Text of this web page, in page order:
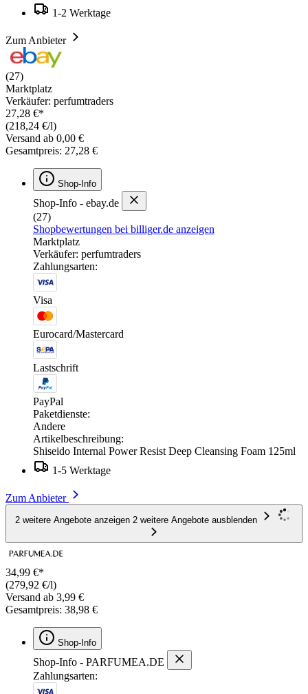
1-2 Werktage
Zum Anbieter
(27)
Marktplatz
Verkäufer: perfumtraders
27,28 €*
(218,24 €/l)
Versand ab 0,00 €
Gesamtpreis: 27,28 €
Shop-Info
Shop-Info - ebay.de
(27)
Shopbewertungen bei billiger.de anzeigen
Marktplatz
Verkäufer: perfumtraders
Zahlungsarten:
Visa
Eurocard/Mastercard
Lastschrift
PayPal
Paketdienste:
Andere
Artikelbeschreibung:
Shiseido Internal Power Resist Deep Cleansing Foam 125ml
1-5 Werktage
Zum Anbieter
2 weitere Angebote anzeigen 2 weitere Angebote ausblenden
34,99 €*
(279,92 €/l)
Versand ab 3,99 €
Gesamtpreis: 38,98 €
Shop-Info
Shop-Info - PARFUMEA.DE
Zahlungsarten: